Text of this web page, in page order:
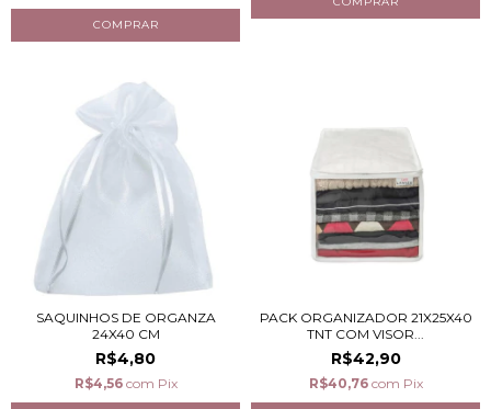
SAQUINHOS DE ORGANZA
24X40 CM
R$4,80
R$4,56 com Pix
PACK ORGANIZADOR 21X25X40
TNT COM VISOR...
R$42,90
R$40,76 com Pix